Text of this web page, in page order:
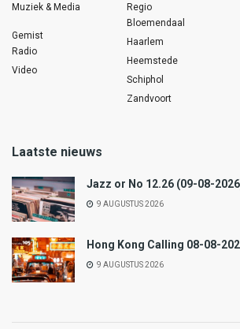
Muziek & Media
Gemist
Radio
Video
Regio
Bloemendaal
Haarlem
Heemstede
Schiphol
Zandvoort
Laatste nieuws
Jazz or No 12.26 (09-08-
9 AUGUSTUS 2026
Hong Kong Calling 08-08-
9 AUGUSTUS 2026